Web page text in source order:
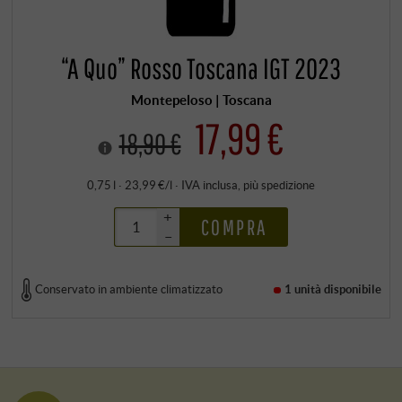
“A Quo” Rosso Toscana IGT 2023
Montepeloso | Toscana
18,90 € 17,99 €
0,75 l · 23,99 €/l · IVA inclusa , più spedizione
+
–
COMPRA
Conservato in ambiente climatizzato 1 unità disponibile